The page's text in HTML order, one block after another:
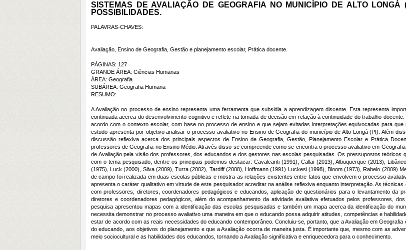
SISTEMAS DE AVALIAÇÃO DE GEOGRAFIA NO MUNICÍPIO DE ALTO
POSSIBILIDADES.
PALAVRAS-CHAVES:
Avaliação, Ensino de Geografia, Gestão e planejamento escolar, Prática docente.
PÁGINAS: 127
GRANDE ÁREA: Ciências Humanas
ÁREA: Geografia
SUBÁREA: Geografia Humana
RESUMO:
A Avaliação no processo de ensino representa uma ferramenta que subsidia a aprendizagem discente. Esta representa
continuada acerca do desenvolvimento cognitivo e reflete na tomada de decisão em relação à continuidade do trabalho
acordo com o contexto escolar, com base no processo de ensino e que sejam evitadas interpretações equivocadas para
estudo apresenta por objetivo analisar o processo avaliativo no Ensino de Geografia do município de Alto Longá (PI). Além
discussão reflexiva acerca dos principais aspectos de Ensino de Geografia, Gestão, Planejamento Escolar e Prática
professores de Geografia no Ensino Médio. Através disso se compreende como se encontra o processo avaliativo em
de Avaliação pela visão dos professores, dos educandos e dos gestores nas escolas pesquisadas. Os pressupostos teóricos
com o tema pesquisado, dentre os principais podemos destacar: Cavalcanti (1991), Callai (2013), Albuquerque (2013),
(1975), Luck (2000), Silva (2009), Turra (2002), Tardiff (2008), Hoffmann (1991) Luckesi (1998), Bloom (1973), Rabelo (2009)
de campo foi realizada em duas escolas públicas e mostra as relações existentes entre fatos que envolvem o processo
apresenta o caráter qualitativo em virtude de este pesquisador acreditar na análise reflexiva enquanto interpretação. As
com professores, diretores, coordenadores pedagógicos e educandos, aplicação de questionários para o levantamento da
diretores e coordenadores pedagógicos, além do acompanhamento da atividade avaliativa efetuados pelos professores,
pesquisa apresentou mapas com a identificação das escolas pesquisadas e também um mapa acerca da identificação do
necessita demonstrar no processo avaliativo uma maneira em que o educando possa adquirir atitudes, competências e
estar de acordo com as reais necessidades do educando contemporâneo. Concluiu-se, portanto, que a Avaliação em
do educando, aos objetivos do planejamento e que a Avaliação ocorra de maneira justa. É importante que, mesmo com as
meio sociocultural e as habilidades dos educandos, tornando a Avaliação significativa e enriquecedora para o conhecimento.